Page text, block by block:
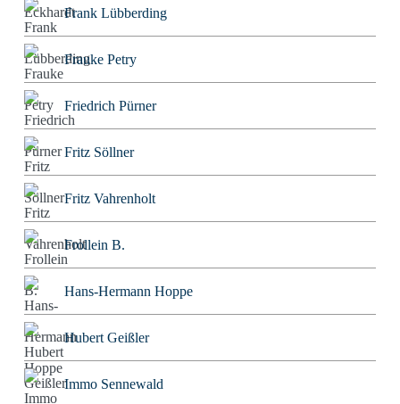
Frank Lübberding
Frauke Petry
Friedrich Pürner
Fritz Söllner
Fritz Vahrenholt
Frollein B.
Hans-Hermann Hoppe
Hubert Geißler
Immo Sennewald